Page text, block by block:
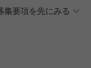
！ ※有給休暇
ています
集要項を先にみる